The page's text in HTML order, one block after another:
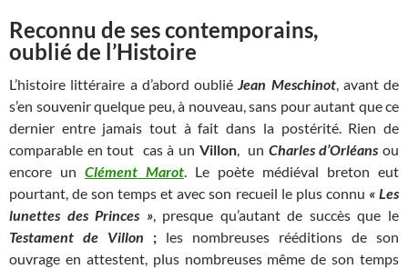
Reconnu de ses contemporains,
oublié de l’Histoire
L’histoire littéraire a d’abord oubliéJean Meschinot, avant de
s’en souvenir quelque peu, à nouveau, sans pour autant que ce
dernier entre jamais tout à fait dans la postérité. Rien de
comparable en tout cas à un Villon, un Charles d’Orléans ou
encore un Clément Marot. Le poète médiéval breton eut
pourtant, de son temps et avec son recueil le plus connu « Les
lunettes des Princes », presque qu’autant de succès que le
Testament de Villon ; les nombreuses rééditions de son
ouvrage en attestent, plus nombreuses même de son temps